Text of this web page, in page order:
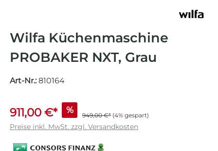
Wilfa Küchenmaschine
PROBAKER NXT, Grau
Art-Nr.: 810164
911,00 €* % 949,00 €* (4% gespart)
Preise inkl. MwSt. zzgl. Versandkosten